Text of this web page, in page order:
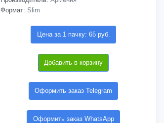
Формат: Slim
Цена за 1 пачку: 65 руб.
Добавить в корзину
Оформить заказ Telegram
Оформить заказ WhatsApp